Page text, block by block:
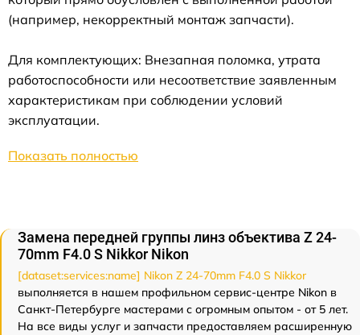
(например, некорректный монтаж запчасти).
Для комплектующих: Внезапная поломка, утрата
работоспособности или несоответствие заявленным
характеристикам при соблюдении условий
эксплуатации.
Показать полностью
Замена передней группы линз объектива Z 24-
70mm F4.0 S Nikkor Nikon
[dataset:services:name] Nikon Z 24-70mm F4.0 S Nikkor
выполняется в нашем профильном сервис-центре Nikon в
Санкт-Петербурге мастерами с огромным опытом - от 5 лет.
На все виды услуг и запчасти предоставляем расширенную